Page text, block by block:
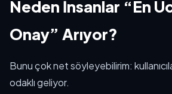
Neden İnsanlar “En
Onay” Arıyor?
Bunu çok net söyleyebilirim:
odaklı geliyor.